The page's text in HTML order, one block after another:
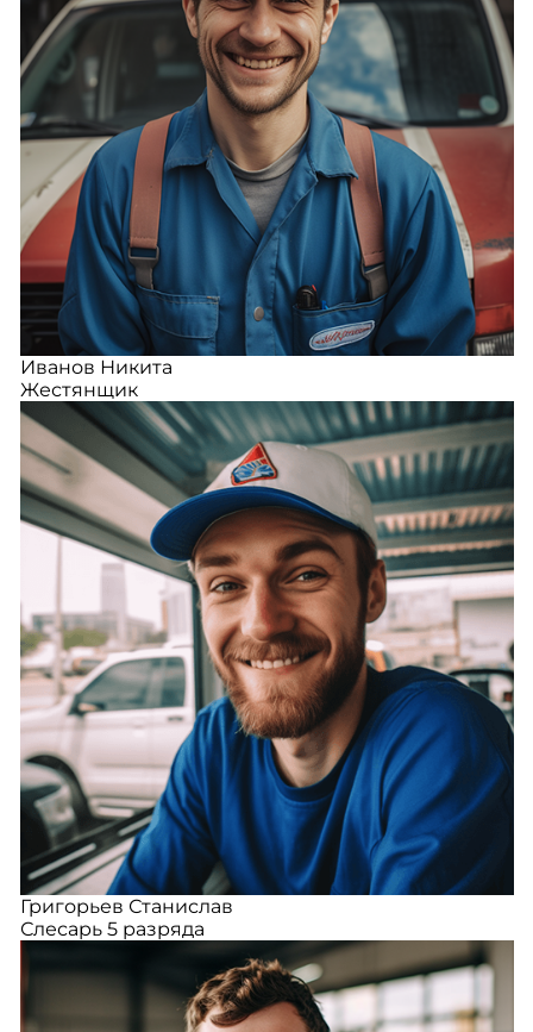
Иванов Никита
Жестянщик
Григорьев Станислав
Слесарь 5 разряда